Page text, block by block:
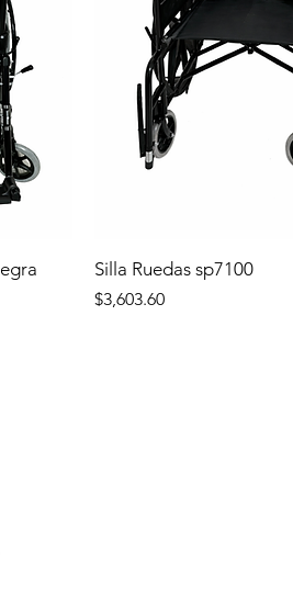
Silla Ruedas sp7100
Precio
$3,603.60